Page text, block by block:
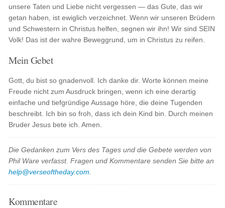
unsere Taten und Liebe nicht vergessen — das Gute, das wir
getan haben, ist ewiglich verzeichnet. Wenn wir unseren Brüdern
und Schwestern in Christus helfen, segnen wir ihn! Wir sind SEIN
Volk! Das ist der wahre Beweggrund, um in Christus zu reifen.
Mein Gebet
Gott, du bist so gnadenvoll. Ich danke dir. Worte können meine
Freude nicht zum Ausdruck bringen, wenn ich eine derartig
einfache und tiefgründige Aussage höre, die deine Tugenden
beschreibt. Ich bin so froh, dass ich dein Kind bin. Durch meinen
Bruder Jesus bete ich. Amen.
Die Gedanken zum Vers des Tages und die Gebete werden von
Phil Ware verfasst. Fragen und Kommentare senden Sie bitte an
help@verseoftheday.com
Kommentare